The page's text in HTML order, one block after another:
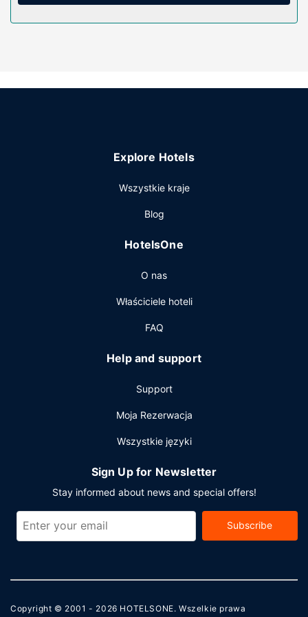
centrum fitness. Ten hotel oferuje również udogodnienia
Bezpłatne śniadanie w formie bufetu jest serwowane w dni
Pozostałe udogodnienia
Udogodnienia biznesowe to bezpłatny przewodowy
ekspresowe wymeldowanie. Jeżeli planujesz spotkanie w
oraz 2 sale konferencyjne o łącznej powierzchni 104 m kw.
bezpłatne parkowanie samodzielne.
Explore Hotels
Wszystkie kraje
Blog
HotelsOne
O nas
Właściciele hoteli
FAQ
Help and support
Support
Moja Rezerwacja
Wszystkie języki
Sign Up for Newsletter
Stay informed about news and special offers!
Subscribe
Copyright © 2001 - 2026 HOTELSONE. Wszelkie prawa